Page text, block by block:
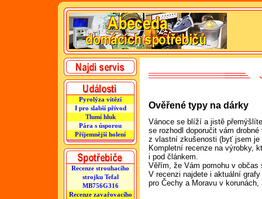
Pyrolýza vítězí
I pro slabší přívod
Tlumí hluk
Pára s úsporou
Příjemnější holení
Recenze strouhacího
strojku Tefal
MB756G316
Recenze zavařovacího
Ověřené typy na dárky
Vánoce se blíží a jistě
se rozhodl doporučit vám
z vlastní zkušenosti (byť jsem
Kompletní recenze na výrobky,
i pod článkem.
Věřím, že Vám pomohu v občas
V recenzi najdete i aktuální
pro Čechy a Moravu v